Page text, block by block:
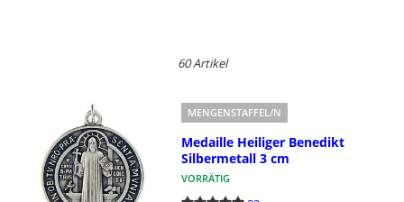
60 Artikel
MENGENSTAFFEL/N
Medaille Heiliger Benedikt
Silbermetall 3 cm
VORRÄTIG